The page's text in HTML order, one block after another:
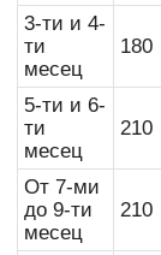
3-ти и 4-
ти
месец
180
5-ти и 6-
ти
месец
210
От 7-ми
до 9-ти
месец
210